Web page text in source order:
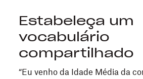
Estabeleça um
vocabulário
compartilhado
“Eu venho da Idade Média da